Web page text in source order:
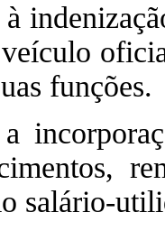
funções.
salário-